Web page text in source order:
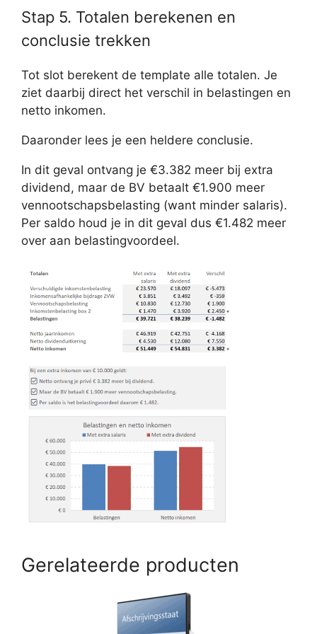
Stap 5. Totalen berekenen en
conclusie trekken
Tot slot berekent de template alle totalen. Je
ziet daarbij direct het verschil in belastingen en
netto inkomen.
Daaronder lees je een heldere conclusie.
In dit geval ontvang je €3.382 meer bij extra
dividend, maar de BV betaalt €1.900 meer
vennootschapsbelasting (want minder salaris).
Per saldo houd je in dit geval dus €1.482 meer
over aan belastingvoordeel.
Gerelateerde producten